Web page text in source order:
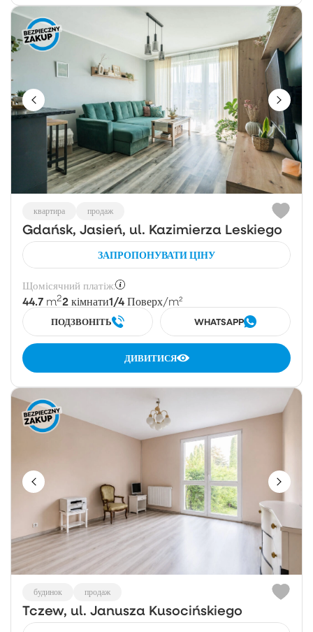
квартира продаж
Gdańsk, Jasień, ul. Kazimierza Leskiego
ЗАПРОПОНУВАТИ ЦІНУ
Щомісячний платіж:
44.7 m22 кімнати1/4 Поверх/m²
ПОДЗВОНІТЬ WHATSAPP
ДИВИТИСЯ
будинок продаж
Tczew, ul. Janusza Kusocińskiego